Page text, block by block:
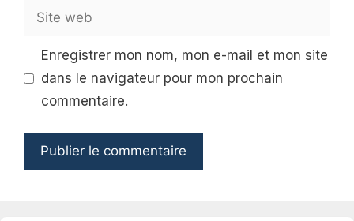
Site
web
Enregistrer mon nom, mon e-mail et mon site
dans le navigateur pour mon prochain
commentaire.